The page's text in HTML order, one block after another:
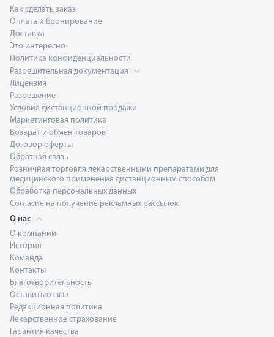
Как сделать заказ
Оплата и бронирование
Доставка
Это интересно
Политика конфиденциальности
Разрешительная документация
Лицензия
Разрешение
Условия дистанционной продажи
Маркетинговая политика
Возврат и обмен товаров
Договор оферты
Обратная связь
Розничная торговля лекарственными препаратами для
медицинского применения дистанционным способом
Обработка персональных данных
Согласие на получение рекламных рассылок
О нас
О компании
История
Команда
Контакты
Благотворительность
Оставить отзыв
Редакционная политика
Лекарственное страхование
Гарантия качества